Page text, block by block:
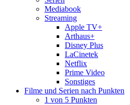
Mediabook
Streaming
Apple TV+
Arthaus+
Disney Plus
LaCinetek
Netflix
Prime Video
Sonstiges
Filme und Serien nach Punkten
1 von 5 Punkten